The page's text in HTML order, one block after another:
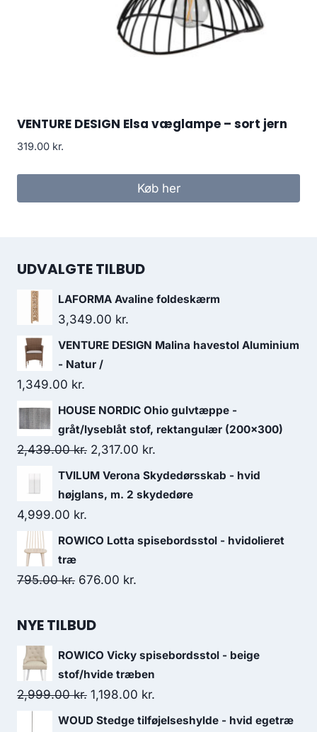
VENTURE DESIGN Elsa væglampe – sort jern
319.00 kr.
Køb her
UDVALGTE TILBUD
LAFORMA Avaline foldeskærm
3,349.00 kr.
VENTURE DESIGN Malina havestol Aluminium
- Natur /
1,349.00 kr.
HOUSE NORDIC Ohio gulvtæppe -
gråt/lyseblåt stof, rektangulær (200x300)
2,439.00kr. 2,317.00 kr.
TVILUM Verona Skydedørsskab - hvid
højglans, m. 2 skydedøre
4,999.00 kr.
ROWICO Lotta spisebordsstol - hvidolieret
træ
795.00kr. 676.00 kr.
NYE TILBUD
ROWICO Vicky spisebordsstol - beige
stof/hvide træben
2,999.00kr. 1,198.00 kr.
WOUD Stedge tilføjelseshylde - hvid egetræ